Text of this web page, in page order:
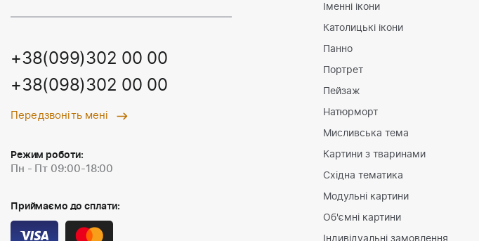
+38(099)302 00 00
+38(098)302 00 00
Передзвоніть мені
Режим роботи:
Пн - Пт 09:00-18:00
Приймаємо до сплати:
Іменні ікони
Католицькі ікони
Панно
Портрет
Пейзаж
Натюрморт
Мисливська тема
Картини з тваринами
Східна тематика
Модульні картини
Об'ємні картини
Індивідуальні замовлення